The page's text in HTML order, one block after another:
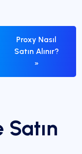
Proxy Nasıl
Satın Alınır?
»
Satın